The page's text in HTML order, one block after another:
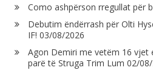
Como ashpërson rregullat për
Debutim ëndërrash për Olti
IF! 03/08/2026
Agon Demiri me vetëm 16 vjet
parë të Struga Trim Lum 02/